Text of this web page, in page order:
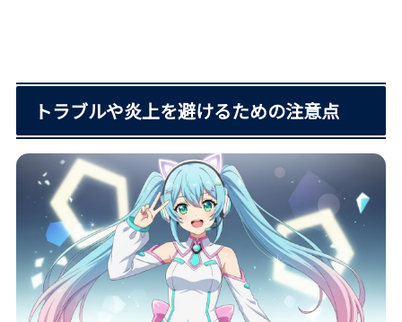
トラブルや炎上を避けるための注意点